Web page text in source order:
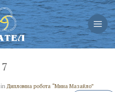
7
in Дипломна робота “Мина Мазайло”